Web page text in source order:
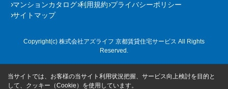
マンションカタログ 利用規約 プライバシーポリシー
サイトマップ
Copyright(c) 株式会社アズライフ 京都賃貸住宅サービス All Rights
Reserved.
当サイトでは、お客様の当サイト利用状況把握、サービス向上検討を目的と
して、クッキー（Cookie）を使用しています。